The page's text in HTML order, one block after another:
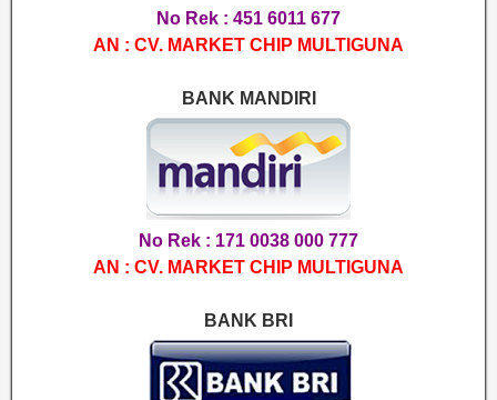
No Rek : 451 6011 677
AN : CV. MARKET CHIP MULTIGUNA
BANK MANDIRI
No Rek : 171 0038 000 777
AN : CV. MARKET CHIP MULTIGUNA
BANK BRI